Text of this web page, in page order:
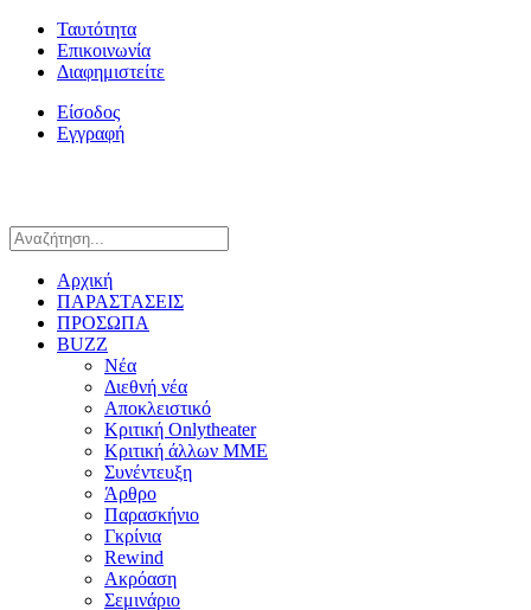
Ταυτότητα
Επικοινωνία
Διαφημιστείτε
Είσοδος
Εγγραφή
Αρχική
ΠΑΡΑΣΤΑΣΕΙΣ
ΠΡΟΣΩΠΑ
BUZZ
Νέα
Διεθνή νέα
Αποκλειστικό
Κριτική Onlytheater
Κριτική άλλων ΜΜΕ
Συνέντευξη
Άρθρο
Παρασκήνιο
Γκρίνια
Rewind
Ακρόαση
Σεμινάριο